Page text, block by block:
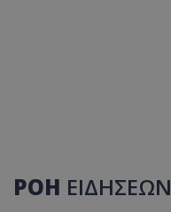
ΡΟΗ ΕΙΔΗΣΕΩΝ